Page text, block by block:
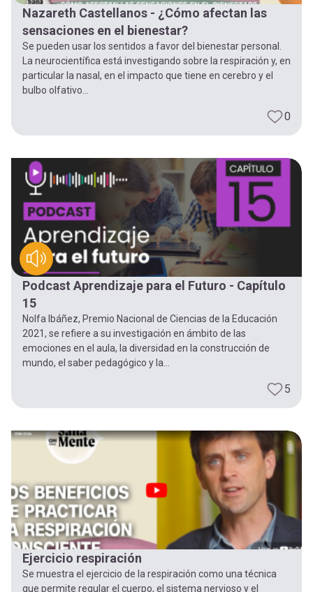
Nazareth Castellanos - ¿Cómo afectan las
sensaciones en el bienestar?
Se pueden usar los sentidos a favor del bienestar personal.
La neurocientífica está investigando sobre la respiración y, en
particular la nasal, en el impacto que tiene en cerebro y el
bulbo olfativo...
0
Podcast Aprendizaje para el Futuro - Capítulo
15
Nolfa Ibáñez, Premio Nacional de Ciencias de la Educación
2021, se refiere a su investigación en ámbito de las
emociones en el aula, la diversidad en la construcción de
mundo, el saber pedagógico y la...
5
Ejercicio respiración
Se muestra el ejercicio de la respiración como una técnica
que permite regular el cuerpo, el sistema nervioso y el